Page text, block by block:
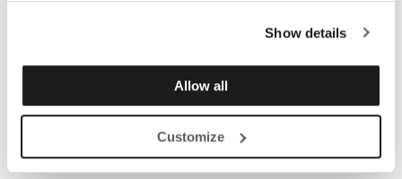
Show details
Allow all
Customize